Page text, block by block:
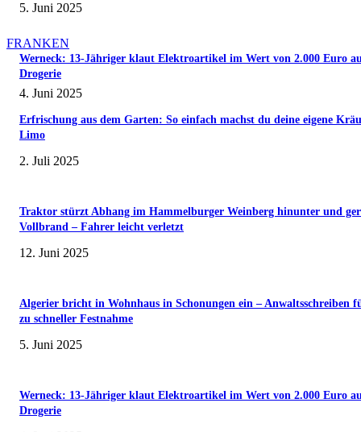
5. Juni 2025
FRANKEN
Werneck: 13-Jähriger klaut Elektroartikel im Wert von 2.000 Euro
Drogerie
4. Juni 2025
Erfrischung aus dem Garten: So einfach machst du deine eigene
Limo
2. Juli 2025
Traktor stürzt Abhang im Hammelburger Weinberg hinunter und
Vollbrand – Fahrer leicht verletzt
12. Juni 2025
Algerier bricht in Wohnhaus in Schonungen ein – Anwaltsschreiben
zu schneller Festnahme
5. Juni 2025
Werneck: 13-Jähriger klaut Elektroartikel im Wert von 2.000 Euro
Drogerie